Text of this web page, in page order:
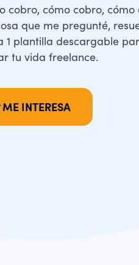
cobro, cómo cobro,
que me pregunté,
1 plantilla descargable
tu vida freelance.
ME INTERESA